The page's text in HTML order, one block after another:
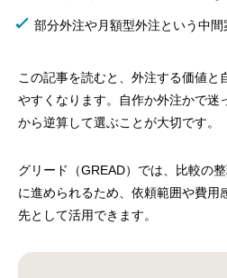
部分外注や月額型外注という中間
この記事を読むと、外注する価値と
やすくなります。自作か外注かで迷
から逆算して選ぶことが大切です。
グリード（GREAD）では、比較の
に進められるため、依頼範囲や費用
先として活用できます。